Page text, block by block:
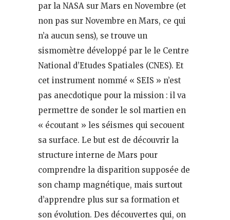
par la NASA sur Mars en Novembre (et
non pas sur Novembre en Mars, ce qui
n’a aucun sens), se trouve un
sismomètre développé par le le Centre
National d’Etudes Spatiales (CNES). Et
cet instrument nommé « SEIS » n’est
pas anecdotique pour la mission : il va
permettre de sonder le sol martien en
« écoutant » les séismes qui secouent
sa surface. Le but est de découvrir la
structure interne de Mars pour
comprendre la disparition supposée de
son champ magnétique, mais surtout
d’apprendre plus sur sa formation et
son évolution. Des découvertes qui, on